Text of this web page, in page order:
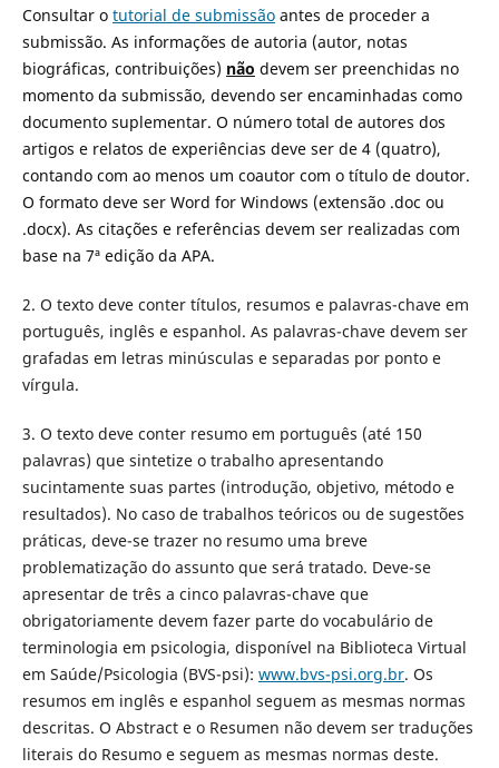
Consultar o tutorial de submissãoantes de proceder a
submissão. As informações de autoria (autor, notas
biográficas, contribuições) não devem ser preenchidas no
momento da submissão, devendo ser encaminhadas como
documento suplementar. O número total de autores dos
artigos e relatos de experiências deve ser de 4 (quatro),
contando com ao menos um coautor com o título de doutor.
O formato deve ser Word for Windows (extensão .doc ou
.docx). As citações e referências devem ser realizadas com
base na 7ª edição da APA.
2. O texto deve conter títulos, resumos e palavras-chave em
português, inglês e espanhol. As palavras-chave devem ser
grafadas em letras minúsculas e separadas por ponto e
vírgula.
3. O texto deve conter resumo em português (até 150
palavras) que sintetize o trabalho apresentando
sucintamente suas partes (introdução, objetivo, método e
resultados). No caso de trabalhos teóricos ou de sugestões
práticas, deve-se trazer no resumo uma breve
problematização do assunto que será tratado. Deve-se
apresentar de três a cinco palavras-chave que
obrigatoriamente devem fazer parte do vocabulário de
terminologia em psicologia, disponível na Biblioteca Virtual
em Saúde/Psicologia (BVS-psi): www.bvs-psi.org.br. Os
resumos em inglês e espanhol seguem as mesmas normas
descritas. O Abstract e o Resumen não devem ser traduções
literais do Resumo e seguem as mesmas normas deste.